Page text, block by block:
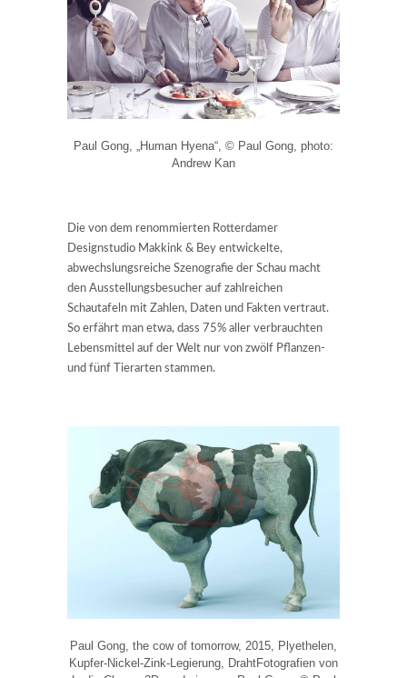
Paul Gong, „Human Hyena“, © Paul Gong, photo:
Andrew Kan
Die von dem renommierten Rotterdamer
Designstudio Makkink & Bey entwickelte,
abwechslungsreiche Szenografie der Schau macht
den Ausstellungsbesucher auf zahlreichen
Schautafeln mit Zahlen, Daten und Fakten vertraut.
So erfährt man etwa, dass 75% aller verbrauchten
Lebensmittel auf der Welt nur von zwölf Pflanzen-
und fünf Tierarten stammen.
Paul Gong, the cow of tomorrow, 2015, Plyethelen,
Kupfer-Nickel-Zink-Legierung, DrahtFotografien von